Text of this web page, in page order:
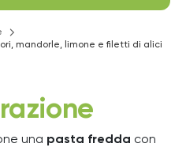
mandorle, limone e filetti di alici
una pasta fredda con